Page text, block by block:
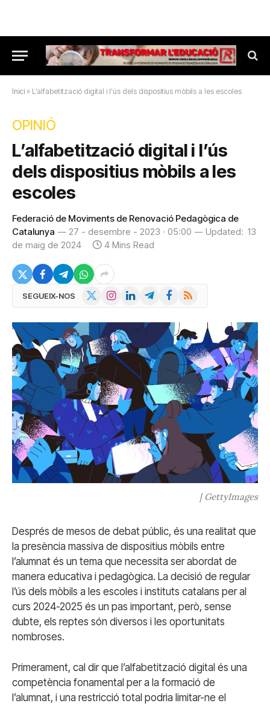
Inici » L’alfabetització digital i l’ús dels dispositius mòbils a les escoles
OPINIÓ
L’alfabetització digital i l’ús
dels dispositius mòbils a les
escoles
Federació de Moviments de Renovació Pedagògica de
Catalunya
27 - desembre - 2023 · 05:00 Updated: 13
de maig de 2024
4 Mins Read
SEGUEIX-NOS InstagramLinkedInTelegramFacebook
RSS
| GettyImages
Després de mesos de debat públic, és una realitat que
la presència massiva de dispositius mòbils entre
l’alumnat és un tema que necessita ser abordat de
manera educativa i pedagògica. La decisió de regular
l’ús dels mòbils a les escoles i instituts catalans per al
curs 2024-2025 és un pas important, però, sense
dubte, els reptes són diversos i les oportunitats
nombroses.
Primerament, cal dir que l’alfabetització digital és una
competència fonamental per a la formació de
l’alumnat, i una restricció total podria limitar-ne el